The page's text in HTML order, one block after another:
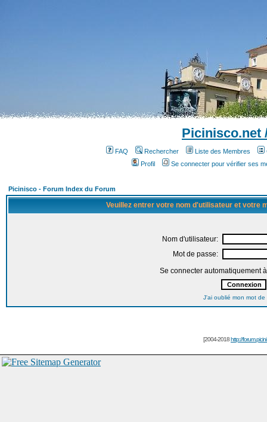
Picinisco.net
FAQ Rechercher Liste des Membres
Profil
Se connecter pour vérifier ses
Picinisco - Forum Index du Forum
Veuillez entrer votre nom d'utilisateur et votre
Nom d'utilisateur:
Mot de passe:
Se connecter automatiquement
J'ai oublié mon mot de
[2004-2018http://